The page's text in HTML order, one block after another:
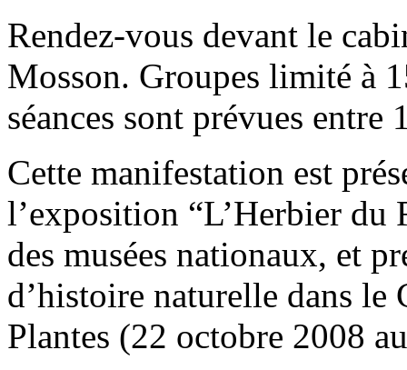
Rendez-vous devant le
Mosson. Groupes limité à
séances sont prévues entre
Cette manifestation est
l’exposition “L’Herbier
des musées nationaux, et
d’histoire naturelle dans le
Plantes (22 octobre 2008